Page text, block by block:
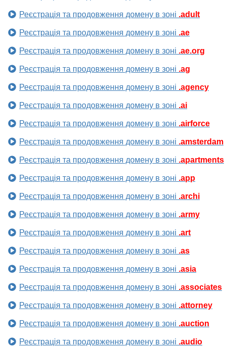
Реєстрація та продовження домену в зоні .adult
Реєстрація та продовження домену в зоні .ae
Реєстрація та продовження домену в зоні .ae.org
Реєстрація та продовження домену в зоні .ag
Реєстрація та продовження домену в зоні .agency
Реєстрація та продовження домену в зоні .ai
Реєстрація та продовження домену в зоні .airforce
Реєстрація та продовження домену в зоні .amsterdam
Реєстрація та продовження домену в зоні .apartments
Реєстрація та продовження домену в зоні .app
Реєстрація та продовження домену в зоні .archi
Реєстрація та продовження домену в зоні .army
Реєстрація та продовження домену в зоні .art
Реєстрація та продовження домену в зоні .as
Реєстрація та продовження домену в зоні .asia
Реєстрація та продовження домену в зоні .associates
Реєстрація та продовження домену в зоні .attorney
Реєстрація та продовження домену в зоні .auction
Реєстрація та продовження домену в зоні .audio